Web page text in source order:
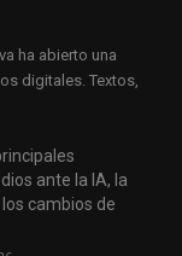
ha abierto una
digitales. Textos,
ante la IA, la
cambios de